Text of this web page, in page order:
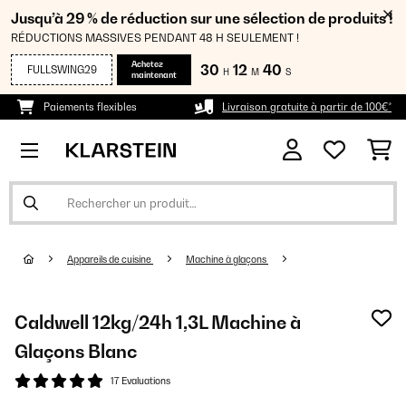
Jusqu’à 29 % de réduction sur une sélection de produits !
RÉDUCTIONS MASSIVES PENDANT 48 H SEULEMENT !
FULLSWING29
Achetez
maintenant
30 H 12 M 39 S
Paiements flexibles Livraison gratuite à partir de 100€*
Appareils de cuisine Machine à glaçons
Caldwell 12kg/24h 1,3L Machine à
Glaçons Blanc
17 Evaluations